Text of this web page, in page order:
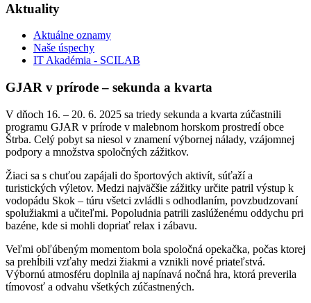
Aktuality
Aktuálne oznamy
Naše úspechy
IT Akadémia - SCILAB
GJAR v prírode – sekunda a kvarta
V dňoch 16. – 20. 6. 2025 sa triedy sekunda a kvarta zúčastnili
programu GJAR v prírode v malebnom horskom prostredí obce
Štrba. Celý pobyt sa niesol v znamení výbornej nálady, vzájomnej
podpory a množstva spoločných zážitkov.
Žiaci sa s chuťou zapájali do športových aktivít, súťaží a
turistických výletov. Medzi najväčšie zážitky určite patril výstup k
vodopádu Skok – túru všetci zvládli s odhodlaním, povzbudzovaní
spolužiakmi a učiteľmi. Popoludnia patrili zaslúženému oddychu pri
bazéne, kde si mohli dopriať relax i zábavu.
Veľmi obľúbeným momentom bola spoločná opekačka, počas ktorej
sa prehĺbili vzťahy medzi žiakmi a vznikli nové priateľstvá.
Výbornú atmosféru doplnila aj napínavá nočná hra, ktorá preverila
tímovosť a odvahu všetkých zúčastnených.